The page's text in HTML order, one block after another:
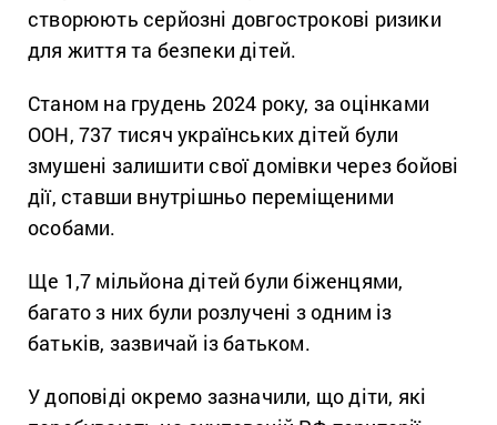
створюють серйозні довгострокові ризики
для життя та безпеки дітей.
Станом на грудень 2024 року, за оцінками
ООН, 737 тисяч українських дітей були
змушені залишити свої домівки через бойові
дії, ставши внутрішньо переміщеними
особами.
Ще 1,7 мільйона дітей були біженцями,
багато з них були розлучені з одним із
батьків, зазвичай із батьком.
У доповіді окремо зазначили, що діти, які